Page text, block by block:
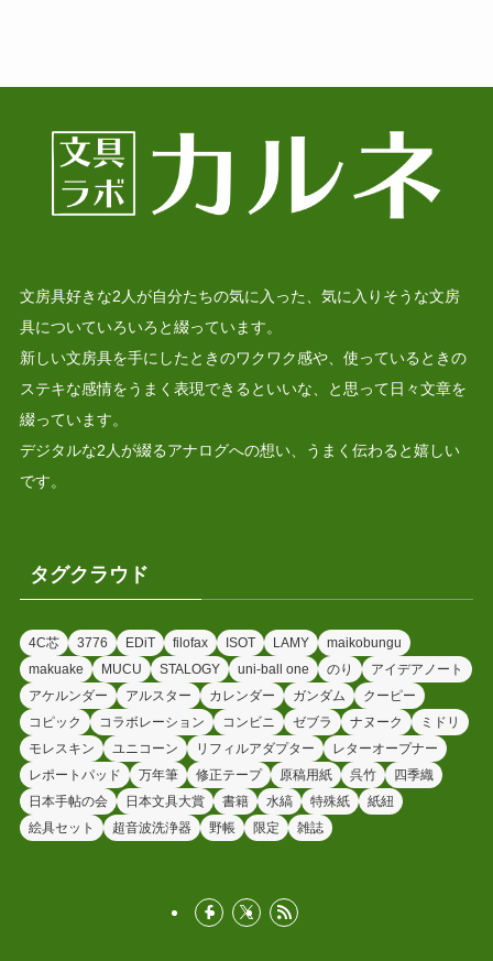
文房具好きな2人が自分たちの気に入った、気に入りそうな文房
具についていろいろと綴っています。
新しい文房具を手にしたときのワクワク感や、使っているときの
ステキな感情をうまく表現できるといいな、と思って日々文章を
綴っています。
デジタルな2人が綴るアナログへの想い、うまく伝わると嬉しい
です。
タグクラウド
4C芯 3776 EDiT filofax ISOT LAMY
maikobungu
makuake
MUCU STALOGY uni-ball one のり
アイデアノート
アケルンダー
アルスター カレンダー ガンダム
クーピー
コピック
コラボレーション コンビニ ゼブラ ナヌーク
ミドリ
モレスキン
ユニコーン リフィルアダプター
レターオープナー
レポートパッド
万年筆 修正テープ 原稿用紙 呉竹
四季織
日本手帖の会
日本文具大賞 書籍 水縞 特殊紙
紙紐
絵具セット
超音波洗浄器 野帳 限定 雑誌